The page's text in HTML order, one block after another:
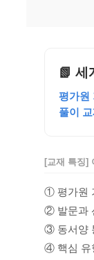
📗 세
평가원
풀이
[교재 특징]
① 평가원
② 발문과
③ 동서양
④ 핵심 유